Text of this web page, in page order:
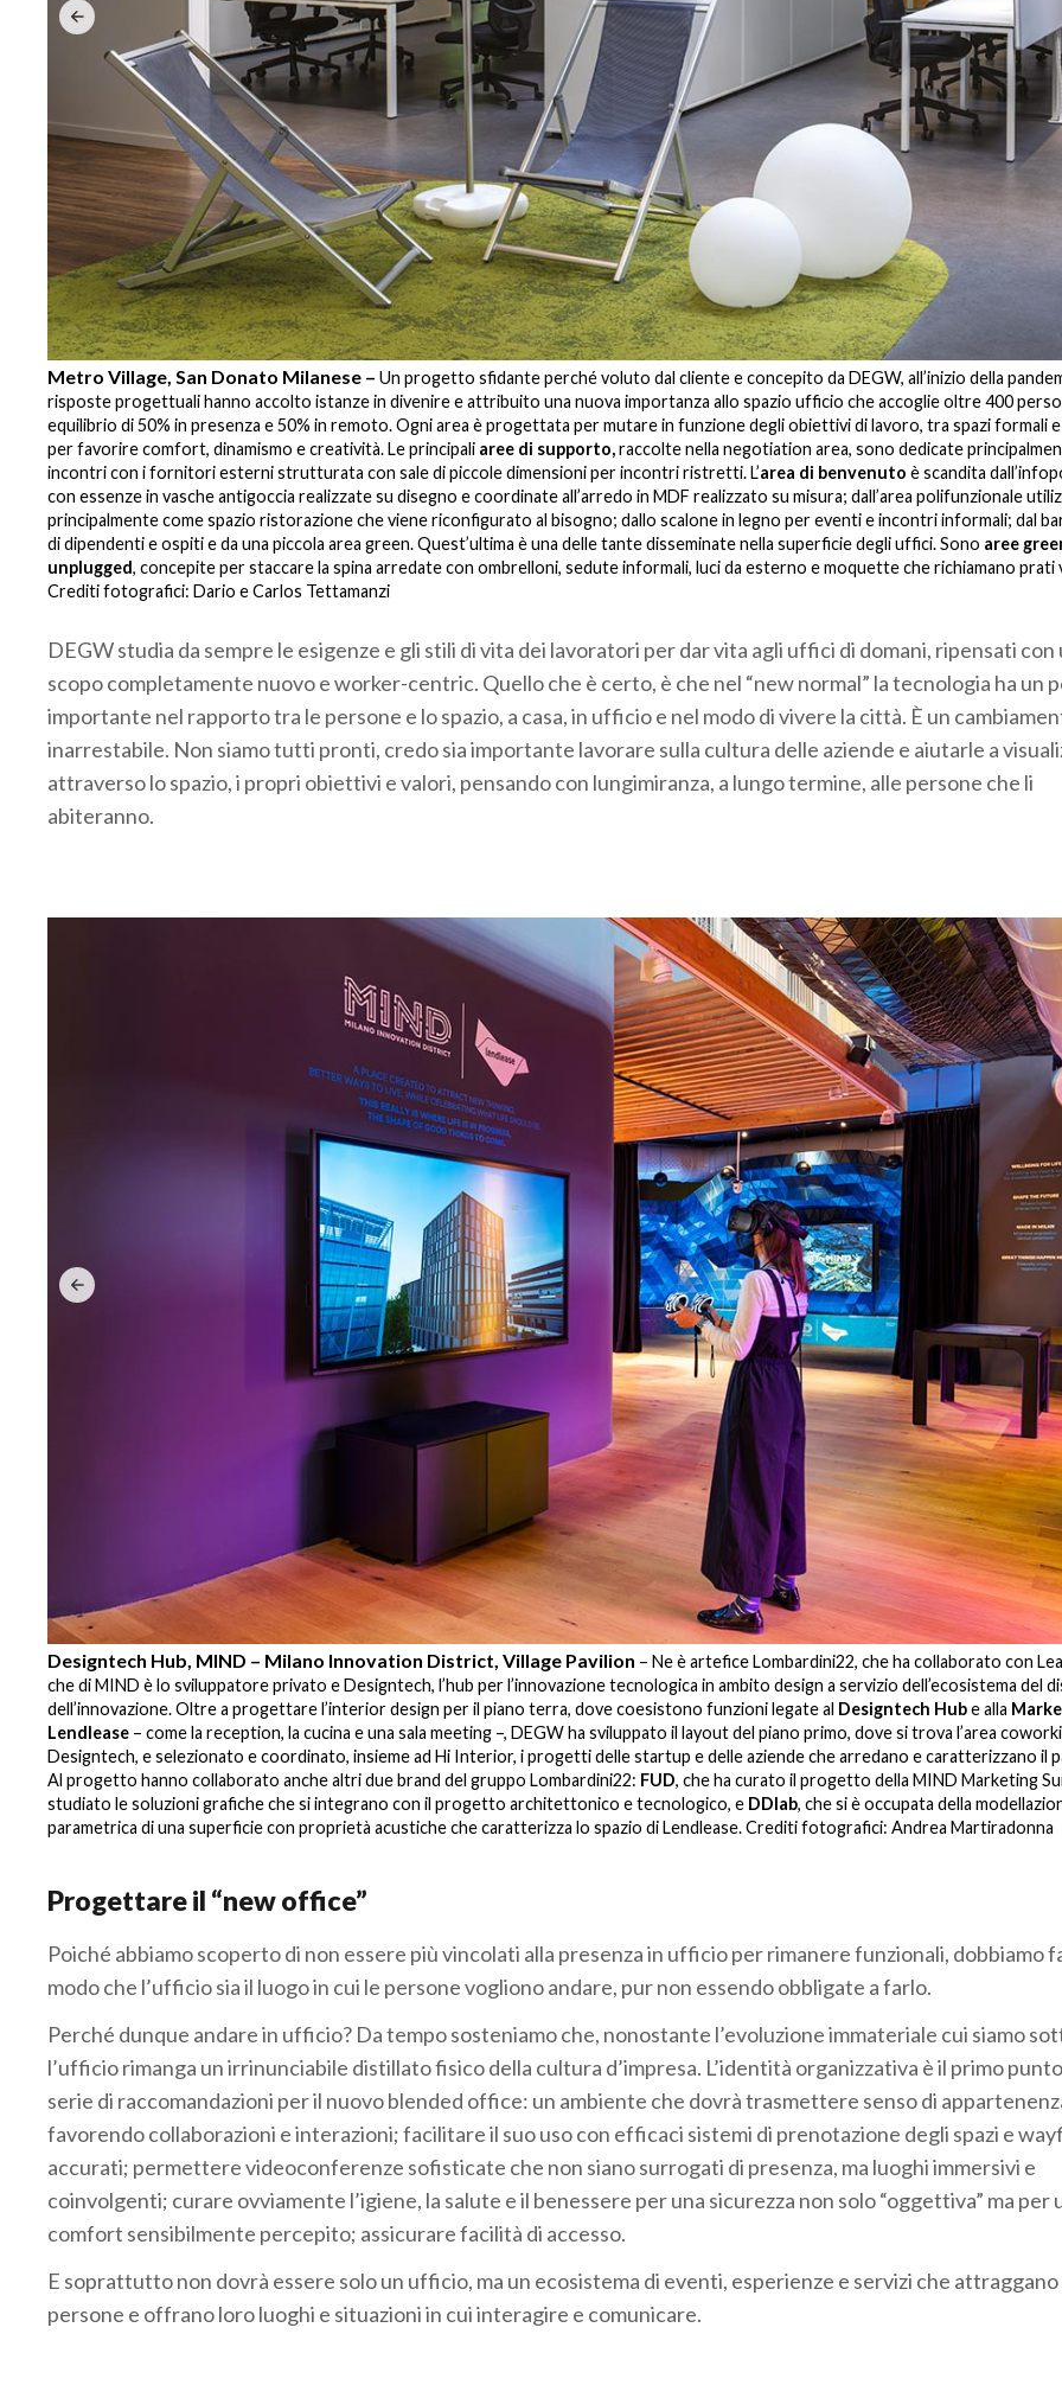
Metro Village, San Donato Milanese – Un progetto sfidante perché voluto dal cliente e concepito da DEGW, all’inizio della
risposte progettuali hanno accolto istanze in divenire e attribuito una nuova importanza allo spazio ufficio che accoglie oltre 400
equilibrio di 50% in presenza e 50% in remoto. Ogni area è progettata per mutare in funzione degli obiettivi di lavoro, tra spazi formali
per favorire comfort, dinamismo e creatività. Le principali aree di supporto,raccolte nella negotiation area, sono dedicate
incontri con i fornitori esterni strutturata con sale di piccole dimensioni per incontri ristretti. L’area di benvenuto è scandita
con essenze in vasche antigoccia realizzate su disegno e coordinate all’arredo in MDF realizzato su misura; dall’area polifunzionale
principalmente come spazio ristorazione che viene riconfigurato al bisogno; dallo scalone in legno per eventi e incontri informali; dal
di dipendenti e ospiti e da una piccola area green. Quest’ultima è una delle tante disseminate nella superficie degli uffici. Sono aree
unplugged, concepite per staccare la spina arredate con ombrelloni, sedute informali, luci da esterno e moquette che richiamano prati
Crediti fotografici: Dario e Carlos Tettamanzi
DEGW studia da sempre le esigenze e gli stili di vita dei lavoratori per dar vita agli uffici di domani, ripensati con
scopo completamente nuovo e worker-centric. Quello che è certo, è che nel “new normal” la tecnologia ha un
importante nel rapporto tra le persone e lo spazio, a casa, in ufficio e nel modo di vivere la città. È un
inarrestabile. Non siamo tutti pronti, credo sia importante lavorare sulla cultura delle aziende e aiutarle a
attraverso lo spazio, i propri obiettivi e valori, pensando con lungimiranza, a lungo termine, alle persone che li
abiteranno.
Designtech Hub, MIND – Milano Innovation District, Village Pavilion – Ne è artefice Lombardini22, che ha collaborato con
che di MIND è lo sviluppatore privato e Designtech, l’hub per l’innovazione tecnologica in ambito design a servizio dell’ecosistema del
dell’innovazione. Oltre a progettare l’interior design per il piano terra, dove coesistono funzioni legate al Designtech Hube alla
Lendlease – come la reception, la cucina e una sala meeting –, DEGW ha sviluppato il layout del piano primo, dove si trova l’area
Designtech, e selezionato e coordinato, insieme ad Hi Interior, i progetti delle startup e delle aziende che arredano e caratterizzano il
Al progetto hanno collaborato anche altri due brand del gruppo Lombardini22: FUD, che ha curato il progetto della MIND Marketing
studiato le soluzioni grafiche che si integrano con il progetto architettonico e tecnologico, e DDlab, che si è occupata della
parametrica di una superficie con proprietà acustiche che caratterizza lo spazio di Lendlease. Crediti fotografici: Andrea Martiradonna
Progettare il “new office”
Poiché abbiamo scoperto di non essere più vincolati alla presenza in ufficio per rimanere funzionali, dobbiamo
modo che l’ufficio sia il luogo in cui le persone vogliono andare, pur non essendo obbligate a farlo.
Perché dunque andare in ufficio? Da tempo sosteniamo che, nonostante l’evoluzione immateriale cui siamo
l’ufficio rimanga un irrinunciabile distillato fisico della cultura d’impresa. L’identità organizzativa è il primo
serie di raccomandazioni per il nuovo blended office: un ambiente che dovrà trasmettere senso di
favorendo collaborazioni e interazioni; facilitare il suo uso con efficaci sistemi di prenotazione degli spazi e
accurati; permettere videoconferenze sofisticate che non siano surrogati di presenza, ma luoghi immersivi e
coinvolgenti; curare ovviamente l’igiene, la salute e il benessere per una sicurezza non solo “oggettiva” ma per
comfort sensibilmente percepito; assicurare facilità di accesso.
E soprattutto non dovrà essere solo un ufficio, ma un ecosistema di eventi, esperienze e servizi che attraggano
persone e offrano loro luoghi e situazioni in cui interagire e comunicare.